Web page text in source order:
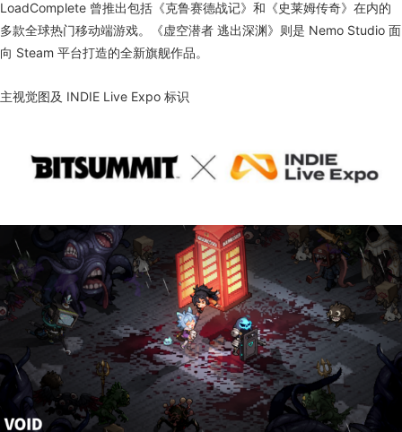
LoadComplete 曾推出包括《克鲁赛德战记》和《史莱姆传奇》在内的
多款全球热门移动端游戏。《虚空潜者 逃出深渊》则是 Nemo Studio 面
向 Steam 平台打造的全新旗舰作品。
主视觉图及 INDIE Live Expo 标识